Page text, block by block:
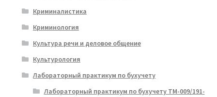
Криминалистика
Криминология
Культура речи и деловое общение
Культурология
Лабораторный практикум по бухучету
Лабораторный практикум по бухучету ТМ-009/191-